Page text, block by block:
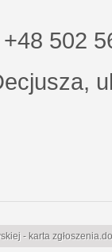
502
- karta